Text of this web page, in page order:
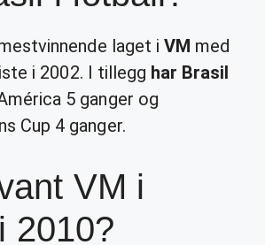
laget i VM med
i 2002. I tillegg har Brasil
5 ganger og
Cup 4 ganger.
VM i
2010?